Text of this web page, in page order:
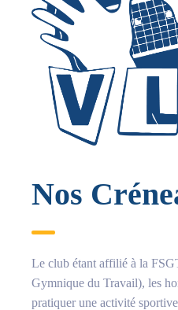
Nos
Le club étant affilié à la
Gymnique du Travail), les
pratiquer une activité